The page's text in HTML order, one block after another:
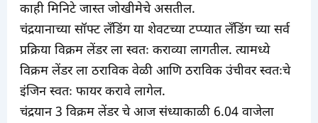
काही मिनिटे जास्त जोखीमेचे असतील.
चंद्रयानाच्या सॉफ्ट लँडिंग या शेवटच्या टप्प्यात लँडिंग च्या सर्व
प्रक्रिया विक्रम लेंडर ला स्वतः कराव्या लागतील. त्यामध्ये
विक्रम लेंडर ला ठराविक वेळी आणि ठराविक उंचीवर स्वतःचे
इंजिन स्वतः फायर करावे लागेल.
चंद्रयान 3 विक्रम लेंडर चे आज संध्याकाळी 6.04 वाजेला